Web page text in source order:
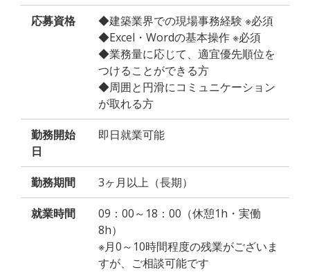
応募資格
◆建築業界での現場事務経験 ※必須
◆Excel・Wordの基本操作 ※必須
◆業務量に応じて、適宜優先順位を
つけることができる方
◆周囲と円滑にコミュニケーション
が取れる方
勤務開始
日
即日就業可能
勤務期間 3ヶ月以上（長期）
就業時間
09：00～18：00（休憩1h・実働
8h）
※月0～10時間程度の残業がございま
すが、ご相談可能です